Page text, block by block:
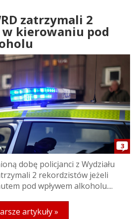
zatrzymali 2
kierowaniu pod
3
dobę policjanci z Wydziału
2 rekordzistów jeżeli
pod wpływem alkoholu....
artykuły »